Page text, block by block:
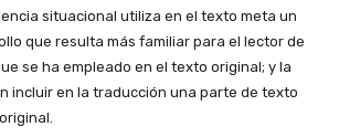
situacional utiliza en el texto meta un
que resulta más familiar para el lector de
se ha empleado en el texto original; y la
incluir en la traducción una parte de texto